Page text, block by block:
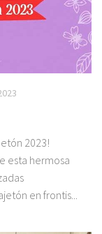
2023!
esta hermosa
en frontis...